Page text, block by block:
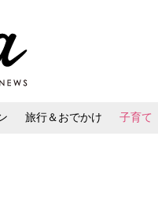
旅行＆おでかけ 子育て